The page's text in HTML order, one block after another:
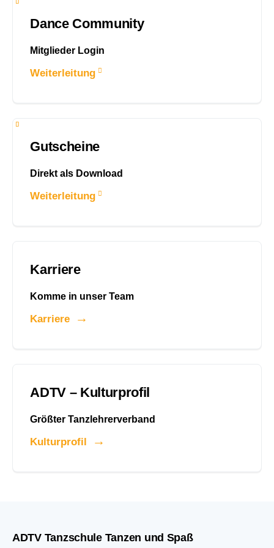
Dance Community
Mitglieder Login
Weiterleitung
Gutscheine
Direkt als Download
Weiterleitung
Karriere
Komme in unser Team
Karriere
ADTV – Kulturprofil
Größter Tanzlehrerverband
Kulturprofil
ADTV Tanzschule Tanzen und Spaß